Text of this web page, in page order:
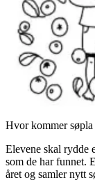
Hvor kommer
Elevene skal rydde
som de har funnet.
året og samler nytt